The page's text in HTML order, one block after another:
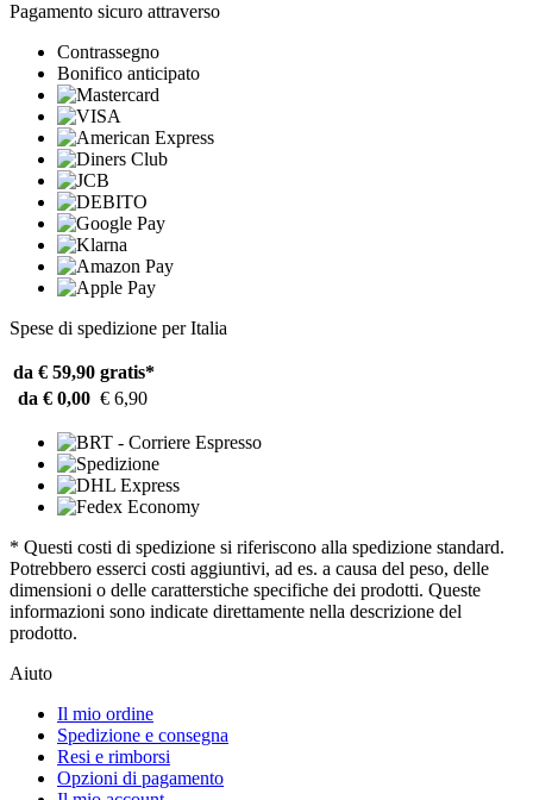
Pagamento sicuro attraverso
Contrassegno
Bonifico anticipato
Spese di spedizione per Italia
da € 59,90 gratis*
da € 0,00 € 6,90
* Questi costi di spedizione si riferiscono alla spedizione standard.
Potrebbero esserci costi aggiuntivi, ad es. a causa del peso, delle
dimensioni o delle caratterstiche specifiche dei prodotti. Queste
informazioni sono indicate direttamente nella descrizione del
prodotto.
Aiuto
Il mio ordine
Spedizione e consegna
Resi e rimborsi
Opzioni di pagamento